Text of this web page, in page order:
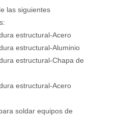
las siguientes
estructural-Acero
estructural-Aluminio
estructural-Chapa de
estructural-Acero
soldar equipos de